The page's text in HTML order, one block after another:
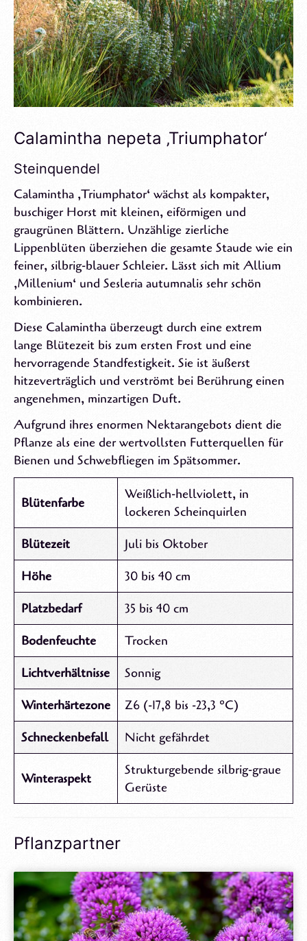
Calamintha nepeta ‚Triumphator‘
Steinquendel
Calamintha ‚Triumphator‘ wächst als kompakter,
buschiger Horst mit kleinen, eiförmigen und
graugrünen Blättern. Unzählige zierliche
Lippenblüten überziehen die gesamte Staude wie ein
feiner, silbrig-blauer Schleier. Lässt sich mit Allium
‚Millenium‘ und Sesleria autumnalis sehr schön
kombinieren.
Diese Calamintha überzeugt durch eine extrem
lange Blütezeit bis zum ersten Frost und eine
hervorragende Standfestigkeit. Sie ist äußerst
hitzeverträglich und verströmt bei Berührung einen
angenehmen, minzartigen Duft.
Aufgrund ihres enormen Nektarangebots dient die
Pflanze als eine der wertvollsten Futterquellen für
Bienen und Schwebfliegen im Spätsommer.
Blütenfarbe
Weißlich-hellviolett, in
lockeren Scheinquirlen
Blütezeit
Juli bis Oktober
Höhe
30 bis 40 cm
Platzbedarf
35 bis 40 cm
Bodenfeuchte
Trocken
Lichtverhältnisse
Sonnig
Winterhärtezone
Z6 (-17,8 bis -23,3 °C)
Schneckenbefall
Nicht gefährdet
Winteraspekt
Strukturgebende silbrig-graue
Gerüste
Pflanzpartner